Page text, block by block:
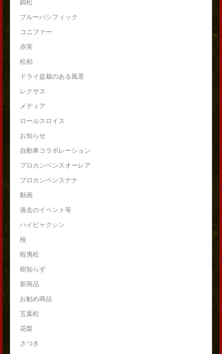
錦松
ブルーパシフィック
コニファー
赤実
松柏
ドライ盆栽のある風景
レクサス
メディア
ロールスロイス
お知らせ
自動車コラボレーション
プロカンベンスオーレア
プロカンベンスナナ
動画
過去のイベント等
ハイビャクシン
桜
蝦夷松
樹知らず
新商品
お勧め商品
五葉松
花梨
さつき